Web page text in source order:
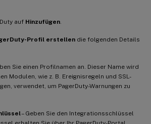
auf Hinzufügen.
Profil erstellen die folgenden Details
Sie einen Profilnamen an. Dieser Name wird
Modulen, wie z. B. Ereignisregeln und SSL-
verwendet, um PagerDuty-Warnungen zu
– Geben Sie den Integrationsschlüssel